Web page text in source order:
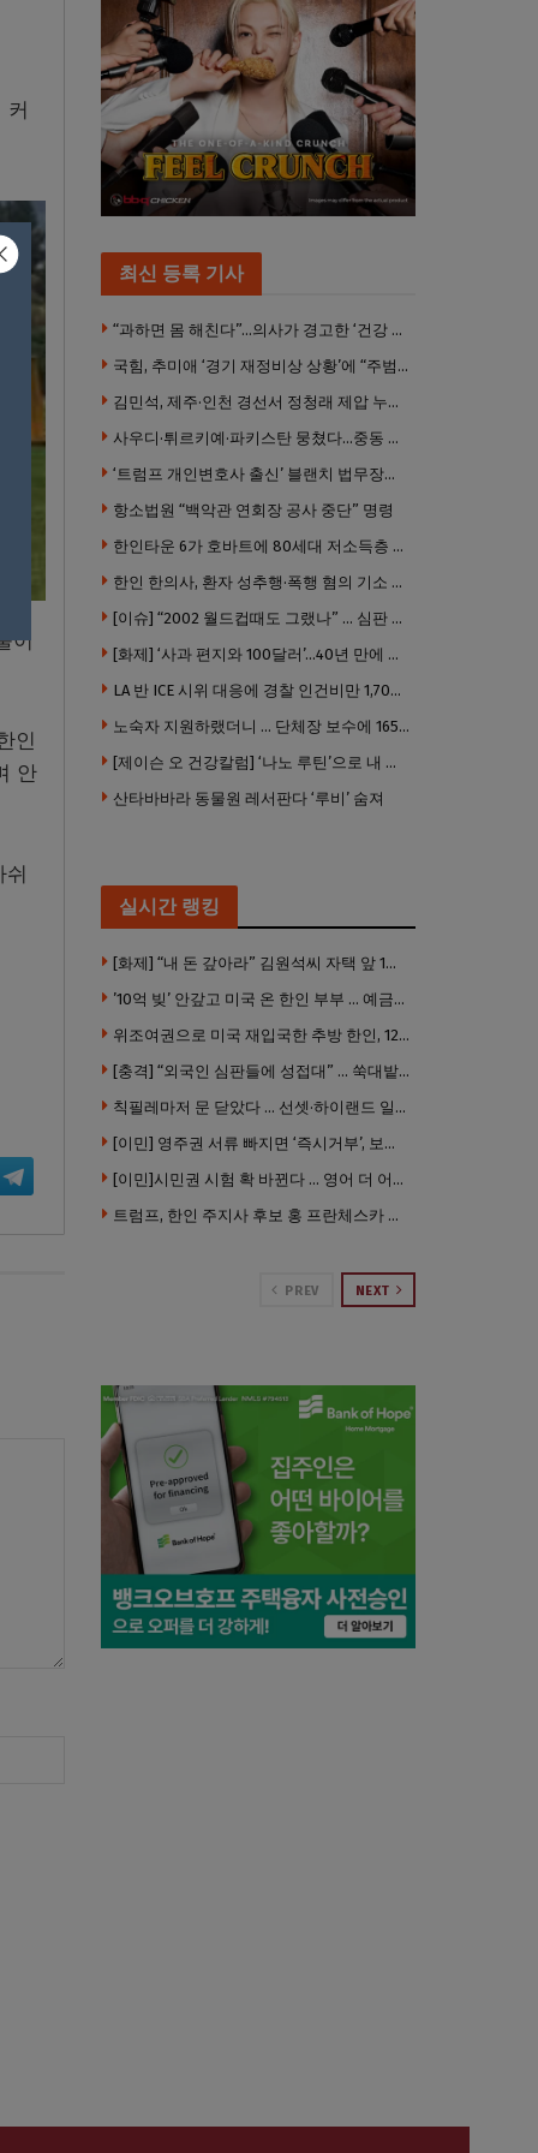
커
이
인
안
최신 등록 기사
“과하면 몸 해친다”…의사가 경고한 ‘건강 습관’ 5가지
국힘, 추미애 ‘경기 재정비상 상황’에 “주범은 이재명 전 지사”
김민석, 제주·인천 경선서 정청래 제압 누적 1위 탈환
사우디·튀르키예·파키스탄 뭉쳤다…중동 새 안보축 부상하나
‘트럼프 개인변호사 출신’ 블랜치 법무장관 인준…상원 50대49 가결
항소법원 “백악관 연회장 공사 중단” 명령
한인타운 6가 호바트에 80세대 저소득층 아파트 준공
한인 한의사, 환자 성추행·폭행 혐의 기소 … 면허 긴급정지
[이슈] “2002 월드컵때도 그랬나” … 심판 성접대 의혹 해외로 일파만파, 4강 신화까지 불똥
[화제] ‘사과 편지와 100달러’…40년 만에 훔친 책 돌려준 절도범
LA 반 ICE 시위 대응에 경찰 인건비만 1,700만 달러 썼다.
노숙자 지원하랬더니 … 단체장 보수에 165만 달러 ‘펑펑’
[제이슨 오 건강칼럼] ‘나노 루틴’으로 내 몸 기적 만들기
산타바바라 동물원 레서판다 ‘루비’ 숨져
실시간 랭킹
[화제] “내 돈 갚아라” 김원석씨 자택 앞 1인 광대 시위 … 한인 투자사, “108만 달러 못받아”
’10억 빚’ 안갚고 미국 온 한인 부부 … 예금보험공사, 미국서 소송
위조여권으로 미국 재입국한 추방 한인, 120만 달러 은행 사기 행각
[충격] “외국인 심판들에 성접대” … 쑥대밭된 축협 어디까지 추락하나
칙필레마저 문 닫았다 … 선셋·하이랜드 일대 ‘황량한 거리’로
[이민] 영주권 서류 빠지면 ‘즉시거부’, 보완기회 없다 … 이민심사 8월부터 확 바뀐다
[이민]시민권 시험 확 바뀐다 … 영어 더 어렵게, 민간시험 도입 추진
트럼프, 한인 주지사 후보 홍 프란체스카 정조준 … “미치광이다”
PREV NEXT